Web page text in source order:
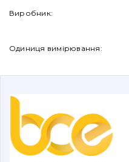
Контакти
Вакансії
Фільтри та мастильні матеріали
Ходова частина
Виробник:
Одиниця вимірювання: